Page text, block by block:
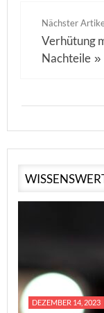
Nächster
Verhütung
Nachteile »
DEZEMBER 14, 2023